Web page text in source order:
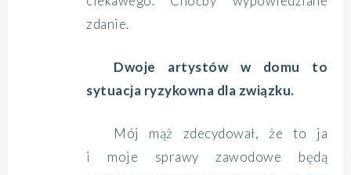
zdanie.
Dwoje artystów w domu to
sytuacja ryzykowna dla związku.
Mój mąż zdecydował, że to ja
i moje sprawy zawodowe będą